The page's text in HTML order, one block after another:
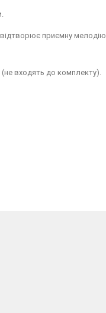
приємну
(не входять до комплекту).